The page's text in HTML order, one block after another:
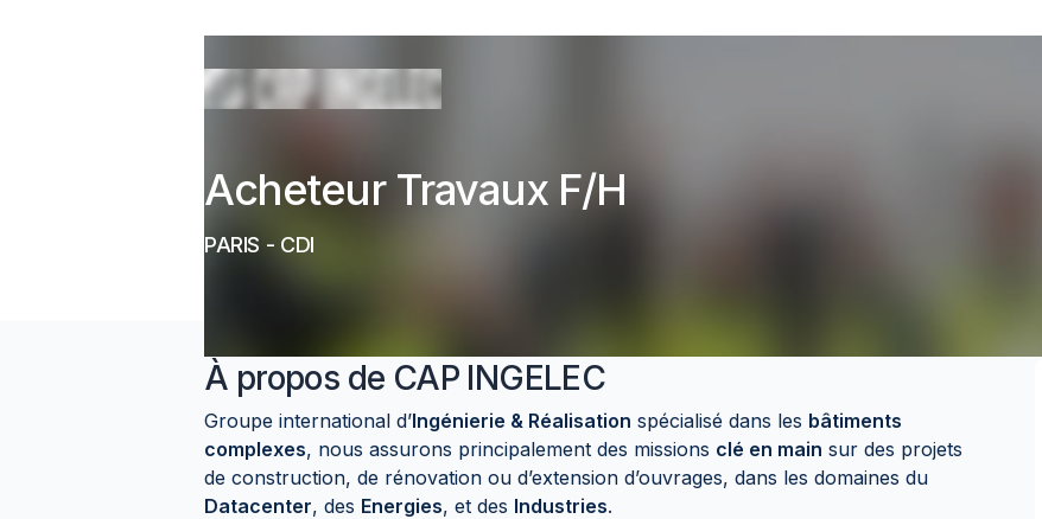
Acheteur Travaux F/H
PARIS - CDI
À propos de CAP INGELEC
Groupe international d’Ingénierie & Réalisation spécialisé dans les bâtiments
complexes, nous assurons principalement des missions clé en main sur des projets
de construction, de rénovation ou d’extension d’ouvrages, dans les domaines du
Datacenter, des Energies, et des Industries.